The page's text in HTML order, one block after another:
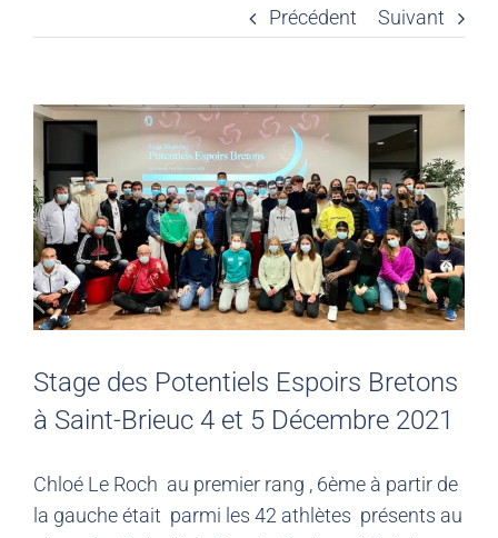
Précédent Suivant
Stage des Potentiels Espoirs Bretons
à Saint-Brieuc 4 et 5 Décembre 2021
Chloé Le Roch au premier rang , 6ème à partir de
la gauche était parmi les 42 athlètes présents au